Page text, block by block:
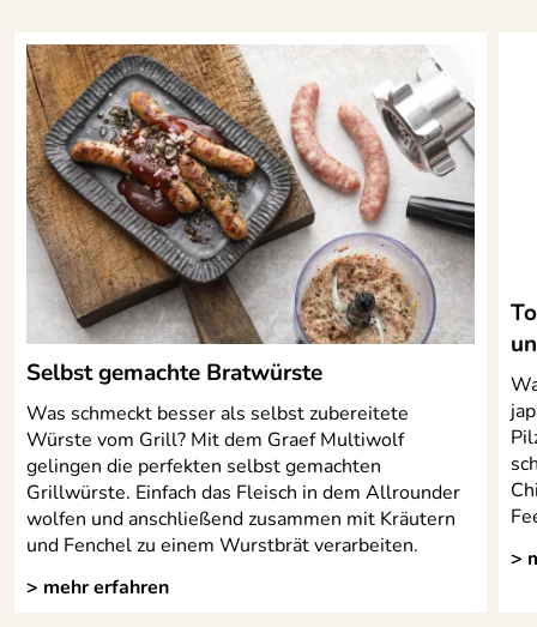
Griffbefestigung nach DIN ISO 9001 sorgt für Stabilität
und maximale Sicherheit.
Hersteller: Gastrolux GmbH, Im Grund 2, 35239
Steffenberg , info@gastrolux.de
Ausgießen und sauberes
Servieren
Selbst gemachte Bratwürste
Was schmeckt besser als selbst zubereitete
Würste vom Grill? Mit dem Graef Multiwolf
gelingen die perfekten selbst gemachten
Grillwürste. Einfach das Fleisch in dem Allrounder
wolfen und anschließend zusammen mit Kräutern
und Fenchel zu einem Wurstbrät verarbeiten.
> mehr erfahren
>